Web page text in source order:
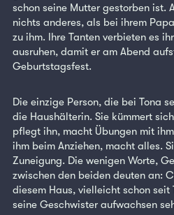
schon seine Mutter gestorben ist.
nichts anderes, als bei ihrem
zu ihm. Ihre Tanten verbieten es
ausruhen, damit er am Abend
Geburtstagsfest.
Die einzige Person, die bei Tona
die Haushälterin. Sie kümmert
pflegt ihn, macht Übungen mit
ihm beim Anziehen, macht alles.
Zuneigung. Die wenigen Worte,
zwischen den beiden deuten an:
diesem Haus, vielleicht schon seit
seine Geschwister aufwachsen